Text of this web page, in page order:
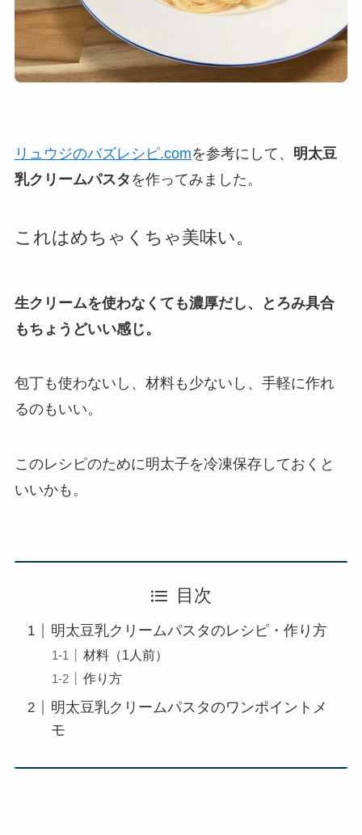
リュウジのバズレシピ.comを参考にして、 明太豆
乳クリームパスタ を作ってみました。
これはめちゃくちゃ美味い。
生クリームを使わなくても濃厚だし、とろみ具合
もちょうどいい感じ。
包丁も使わないし、材料も少ないし、手軽に作れ
るのもいい。
このレシピのために明太子を冷凍保存しておくと
いいかも。
目次
明太豆乳クリームパスタのレシピ・作り方
材料（1人前）
作り方
明太豆乳クリームパスタのワンポイントメ
モ